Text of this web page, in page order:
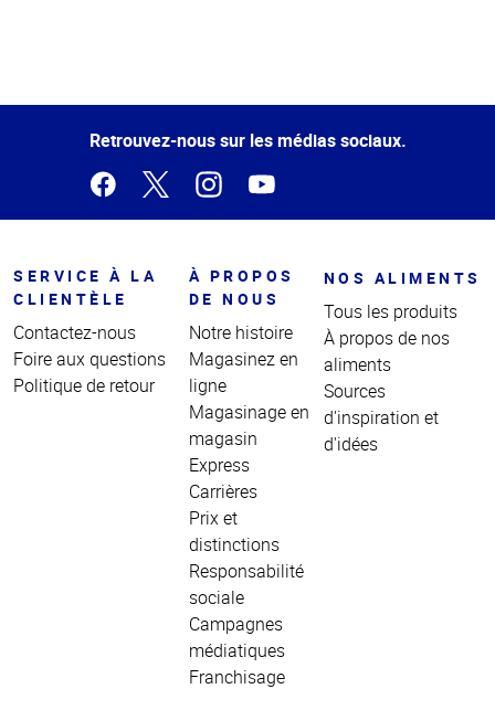
de la
Retrouvez-nous sur les médias sociaux.
SERVICE À LA
CLIENTÈLE
Contactez-nous
Foire aux questions
Politique de retour
À PROPOS
DE NOUS
Notre histoire
Magasinez en
ligne
Magasinage en
magasin
Express
Carrières
Prix et
distinctions
Responsabilité
sociale
Campagnes
médiatiques
Franchisage
NOS ALIMENTS
Tous les produits
À propos de nos
aliments
Sources
d'inspiration et
d'idées